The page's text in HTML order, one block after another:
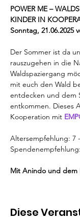
POWER ME –
KINDER IN
Sonntag, 21.06.2025
Der Sommer ist da
rauszugehen in die
Waldspaziergang
mit euch den Wald
entdecken und dem
entkommen. Dieses
Kooperation mit
Altersempfehlung: 7
Mit Anindo und dem
Diese